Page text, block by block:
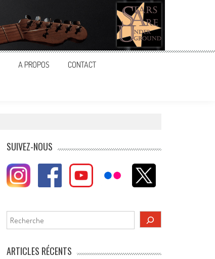
A PROPOS CONTACT
SUIVEZ-NOUS
Rechercher
ARTICLES RÉCENTS